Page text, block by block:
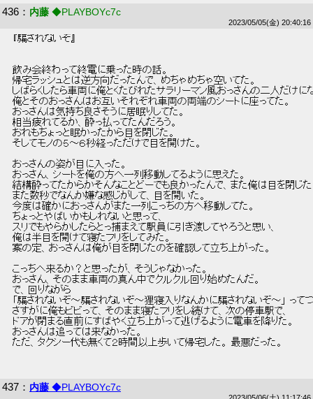
436 ： 内藤 ◆PLAYBOYc7c
2023/05/05(金) 20:40:16
『騙されないぞ』
飲み会終わって終電に乗った時の話。
帰宅ラッシュとは逆方向だったんで、めちゃめちゃ空いてた。
しばらくしたら車両に俺とくたびれたサラリーマン風おっさんの二人だけに
俺とそのおっさんはお互いそれぞれ車両の両端のシートに座ってた。
おっさんは気持ち良さそうに居眠りしてた。
相当疲れてるか、酔っ払ってたんだろう。
おれもちょっと眠かったから目を閉じた。
そしてモノの５～６秒経っただけで目を開けた。
おっさんの姿が目に入った。
おっさん、シートを俺の方へ一列移動してるように思えた。
結構酔ってたからかそんなことどーでも良かったんで、また俺は目を閉じ
また数秒でなんか嫌な感じがして、目を開いた。
今度は確かにおっさんがまた一列こっちの方へ移動してた。
ちょっとやばいかもしれないと思って、
スリでもやらかしたらとっ捕まえて駅員に引き渡してやろうと思い、
俺は半目を開けて寝たフリをしてみた。
案の定、おっさんは俺が目を閉じたのを確認して立ち上がった。
こっちへ来るか？と思ったが、そうじゃなかった。
おっさん、そのまま車両の真ん中でクルクル回り始めたんだ。
で、回りながら
「騙されないぞ～騙されないぞ～狸寝入りなんかに騙されないぞ～」 って
さすがに俺もビビって、そのまま寝たフリをし続けて、次の停車駅で、
ドアが閉まる直前にすばやく立ち上がって逃げるように電車を降りた。
おっさんは追っては来なかった。
ただ、タクシー代も無くて２時間以上歩いて帰宅した。 最悪だった。
437 ： 内藤 ◆PLAYBOYc7c